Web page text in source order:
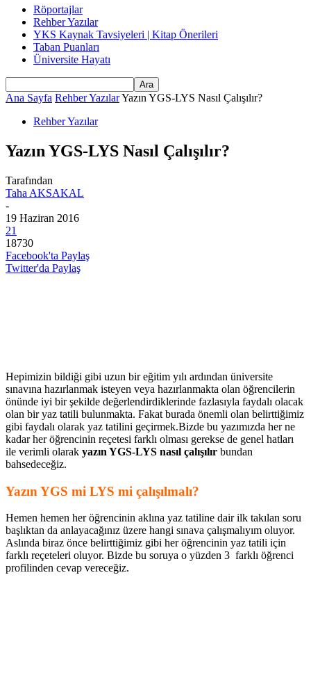
Röportajlar
Rehber Yazılar
YKS Kaynak Tavsiyeleri | Kitap Önerileri
Taban Puanları
Üniversite Hayatı
Ana Sayfa Rehber YazılarYazın YGS-LYS Nasıl Çalışılır?
Rehber Yazılar
Yazın YGS-LYS Nasıl Çalışılır?
Tarafından
Taha AKSAKAL
-
19 Haziran 2016
21
18730
Facebook'ta Paylaş
Twitter'da Paylaş
Hepimizin bildiği gibi uzun bir eğitim yılı ardından üniversite
sınavına hazırlanmak isteyen veya hazırlanmakta olan öğrencilerin
önünde iyi bir şekilde değerlendirdiklerinde fazlasıyla faydalı olacak
olan bir yaz tatili bulunmakta. Fakat burada önemli olan belirttiğimiz
gibi faydalı olarak yaz tatilini geçirmek.Bizde bu yazımızda her ne
kadar her öğrencinin reçetesi farklı olması gerekse de genel hatları
ile verimli olarak yazın YGS-LYS nasıl çalışılır bundan
bahsedeceğiz.
Yazın YGS mi LYS mi çalışılmalı?
Hemen hemen her öğrencinin aklına yaz tatiline dair ilk takılan soru
başlıktan da anlayacağınız üzere hangi sınava çalışmalıyım oluyor.
Aslında biraz önce belirttiğimiz gibi her öğrencinin yaz tatili için
farklı reçeteleri oluyor. Bizde bu soruya o yüzden 3 farklı öğrenci
profilinden cevap vereceğiz.